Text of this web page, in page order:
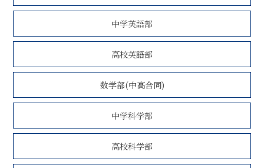
中学英語部
高校英語部
数学部(中高合同)
中学科学部
高校科学部